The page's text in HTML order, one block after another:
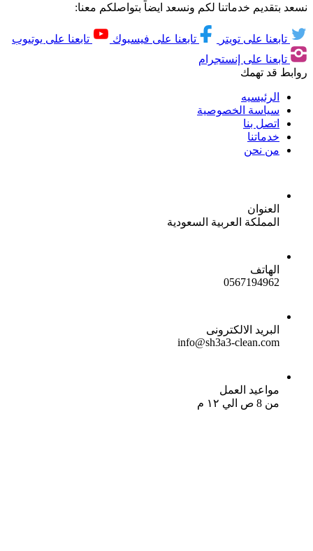
نسعد بتقديم خدماتنا لكم ونسعد ايضاً بتواصلكم معنا:
تابعنا على تويتر تابعنا على فيسبوك
تابعنا على يوتيوب
تابعنا على إنستجرام
روابط قد تهمك
الرئيسيه
سياسة الخصوصية
اتصل بنا
خدماتنا
من نحن
العنوان
المملكة العربية السعودية
الهاتف
0567194962
البريد الالكترونى
info@sh3a3-clean.com
مواعيد العمل
من 8 ص الي ١٢ م